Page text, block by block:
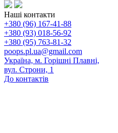
Наші контакти
+380 (96) 167-41-88
+380 (93) 018-56-92
+380 (95) 763-81-32
poops.pl.ua@gmail.com
Україна, м. Горішні Плавні,
вул. Строни, 1
До контактів